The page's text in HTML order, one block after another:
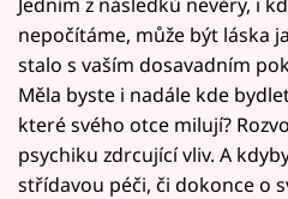
nepočítáme, může být láska
stalo s vaším dosavadním
Měla byste i nadále kde
které svého otce milují?
psychiku zdrcující vliv. A
střídavou péči, či dokonce o